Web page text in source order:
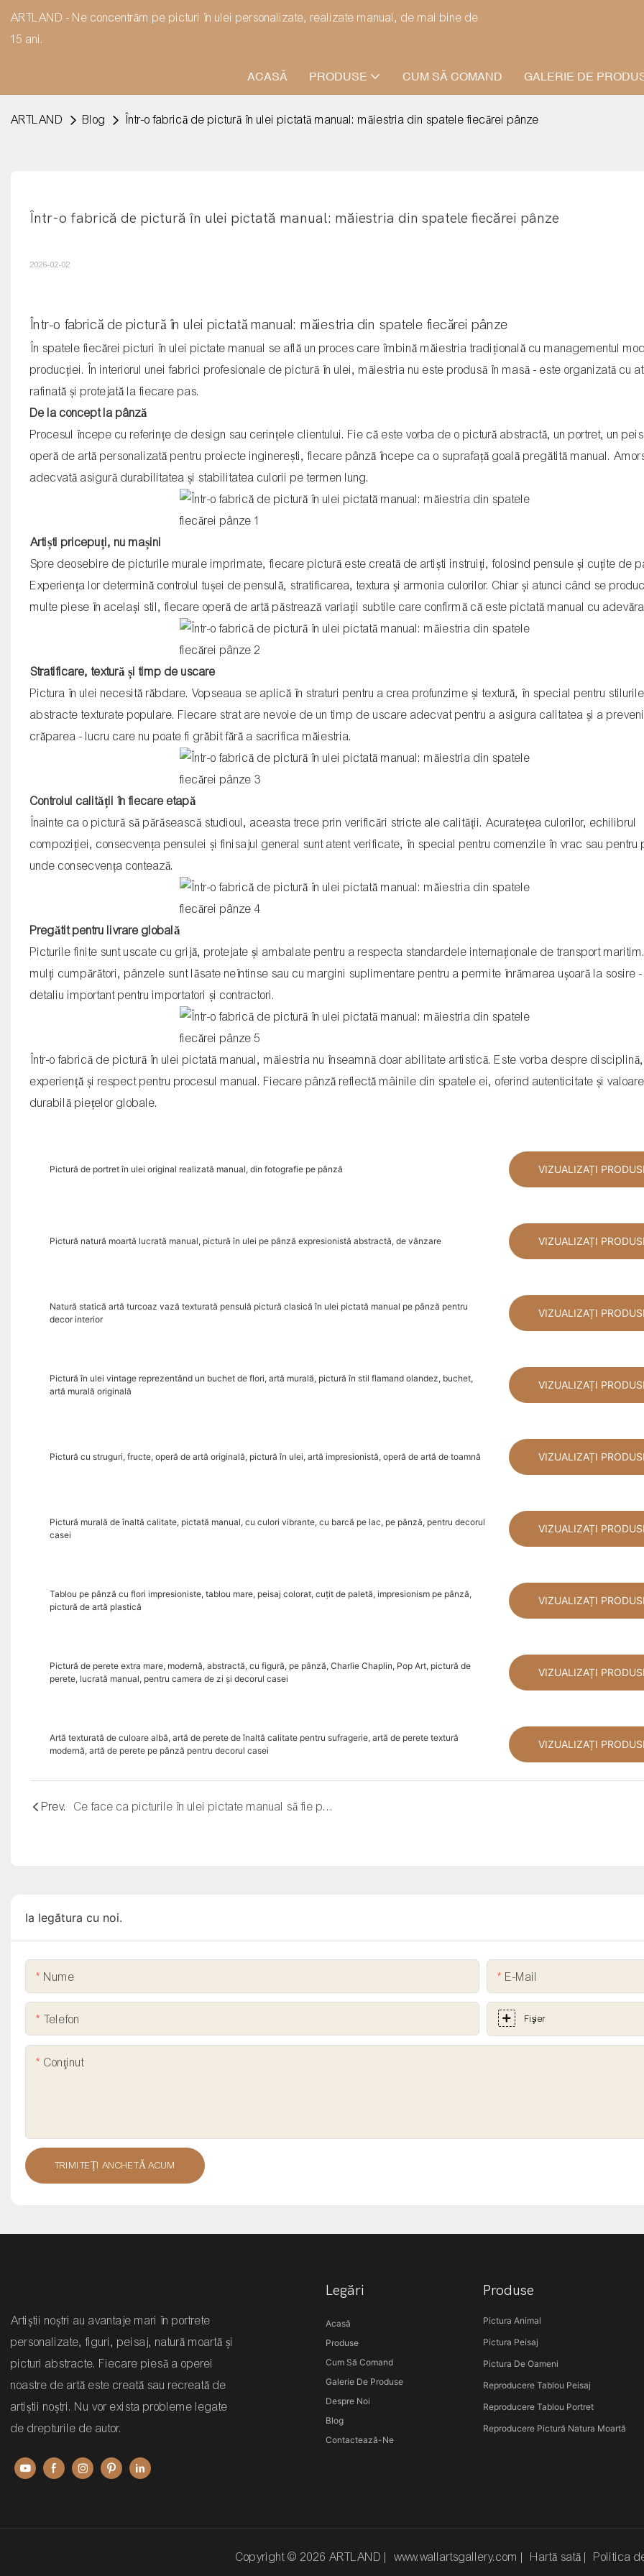
ARTLAND - Ne concentrăm pe picturi în ulei personalizate, realizate manual, de mai bine de
15 ani.
ACASĂ PRODUSE CUM SĂ COMAND GALERIE DE
ARTLAND Blog Într-o fabrică de pictură în ulei pictată manual: măiestria din spatele fiecărei pânze
Într-o fabrică de pictură în ulei pictată manual: măiestria din spatele fiecărei pânze
2026-02-02
Într-o fabrică de pictură în ulei pictată manual: măiestria din spatele fiecărei pânze
În spatele fiecărei picturi în ulei pictate manual se află un proces care îmbină măiestria tradițională cu managementul
producției. În interiorul unei fabrici profesionale de pictură în ulei, măiestria nu este produsă în masă - este organizată cu
rafinată și protejată la fiecare pas.
De la concept la pânză
Procesul începe cu referințe de design sau cerințele clientului. Fie că este vorba de o pictură abstractă, un portret, un
operă de artă personalizată pentru proiecte inginerești, fiecare pânză începe ca o suprafață goală pregătită manual.
adecvată asigură durabilitatea și stabilitatea culorii pe termen lung.
Artiști pricepuți, nu mașini
Spre deosebire de picturile murale imprimate, fiecare pictură este creată de artiști instruiți, folosind pensule și cuțite de
Experiența lor determină controlul tușei de pensulă, stratificarea, textura și armonia culorilor. Chiar și atunci când se
multe piese în același stil, fiecare operă de artă păstrează variații subtile care confirmă că este pictată manual cu
Stratificare, textură și timp de uscare
Pictura în ulei necesită răbdare. Vopseaua se aplică în straturi pentru a crea profunzime și textură, în special pentru stilurile
abstracte texturate populare. Fiecare strat are nevoie de un timp de uscare adecvat pentru a asigura calitatea și a preveni
crăparea - lucru care nu poate fi grăbit fără a sacrifica măiestria.
Controlul calității în fiecare etapă
Înainte ca o pictură să părăsească studioul, aceasta trece prin verificări stricte ale calității. Acuratețea culorilor, echilibrul
compoziției, consecvența pensulei și finisajul general sunt atent verificate, în special pentru comenzile în vrac sau pentru
unde consecvența contează.
Pregătit pentru livrare globală
Picturile finite sunt uscate cu grijă, protejate și ambalate pentru a respecta standardele internaționale de transport
mulți cumpărători, pânzele sunt lăsate neîntinse sau cu margini suplimentare pentru a permite înrămarea ușoară la sosire -
detaliu important pentru importatori și contractori.
Într-o fabrică de pictură în ulei pictată manual, măiestria nu înseamnă doar abilitate artistică. Este vorba despre disciplină,
experiență și respect pentru procesul manual. Fiecare pânză reflectă mâinile din spatele ei, oferind autenticitate și valoare
durabilă piețelor globale.
Pictură de portret în ulei original realizată manual, din fotografie pe pânză VIZUALIZAȚI
Pictură natură moartă lucrată manual, pictură în ulei pe pânză expresionistă abstractă, de vânzare VIZUALIZAȚI
Natură statică artă turcoaz vază texturată pensulă pictură clasică în ulei pictată manual pe pânză pentru
decor interior
VIZUALIZAȚI
Pictură în ulei vintage reprezentând un buchet de flori, artă murală, pictură în stil flamand olandez, buchet,
artă murală originală
VIZUALIZAȚI
Pictură cu struguri, fructe, operă de artă originală, pictură în ulei, artă impresionistă, operă de artă de toamnă VIZUALIZAȚI
Pictură murală de înaltă calitate, pictată manual, cu culori vibrante, cu barcă pe lac, pe pânză, pentru decorul
casei
VIZUALIZAȚI
Tablou pe pânză cu flori impresioniste, tablou mare, peisaj colorat, cuțit de paletă, impresionism pe pânză,
pictură de artă plastică
VIZUALIZAȚI
Pictură de perete extra mare, modernă, abstractă, cu figură, pe pânză, Charlie Chaplin, Pop Art, pictură de
perete, lucrată manual, pentru camera de zi și decorul casei
VIZUALIZAȚI
Artă texturată de culoare albă, artă de perete de înaltă calitate pentru sufragerie, artă de perete textură
modernă, artă de perete pe pânză pentru decorul casei
VIZUALIZAȚI
Prev. Ce face ca picturile în ulei pictate manual să fie potrivite pentru proiecte de inginerie
Ia legătura cu noi.
Nume E-Mail
Telefon Fişier
Conţinut
TRIMITEȚI ANCHETĂ ACUM
Artiștii noștri au avantaje mari în portrete
personalizate, figuri, peisaj, natură moartă și
picturi abstracte. Fiecare piesă a operei
noastre de artă este creată sau recreată de
artiștii noștri. Nu vor exista probleme legate
de drepturile de autor.
Legări
Acasă
Produse
Cum Să Comand
Galerie De Produse
Despre Noi
Blog
Contactează-Ne
Produse
Pictura Animal
Pictura Peisaj
Pictura De Oameni
Reproducere Tablou Peisaj
Reproducere Tablou Portret
Reproducere Pictură Natura Moartă
Copyright © 2026 ARTLAND | www.wallartsgallery.com Hartă sată Politica